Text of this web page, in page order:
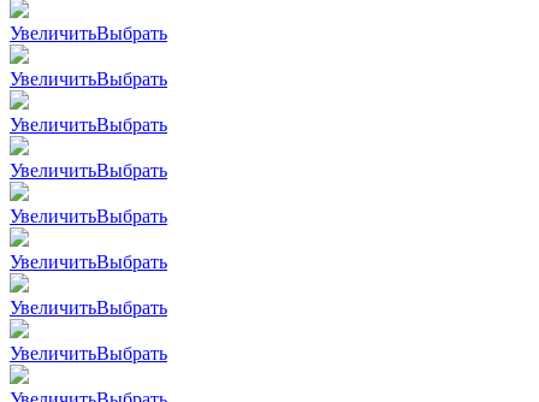
УвеличитьВыбрать
УвеличитьВыбрать
УвеличитьВыбрать
УвеличитьВыбрать
УвеличитьВыбрать
УвеличитьВыбрать
УвеличитьВыбрать
УвеличитьВыбрать